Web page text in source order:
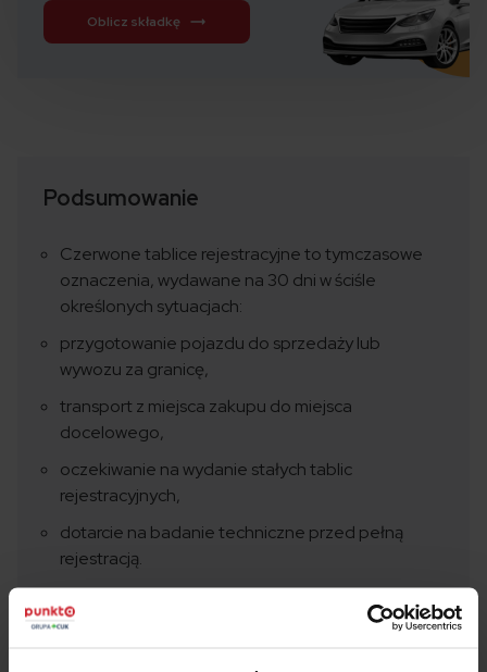
Oblicz składkę
Podsumowanie
Czerwone tablice rejestracyjne to tymczasowe
oznaczenia, wydawane na 30 dni w ściśle
określonych sytuacjach:
przygotowanie pojazdu do sprzedaży lub
wywozu za granicę,
transport z miejsca zakupu do miejsca
docelowego,
oczekiwanie na wydanie stałych tablic
rejestracyjnych,
dotarcie na badanie techniczne przed pełną
rejestracją.
Aby je otrzymać, należy złożyć wniosek w
wydziale komunikacji wraz z wymaganymi